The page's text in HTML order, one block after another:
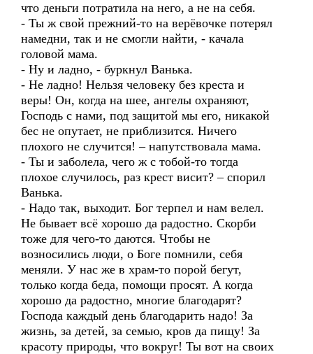
что деньги потратила на него, а не на себя.
- Ты ж свой прежний-то на верёвочке потерял
намедни, так и не смогли найти, - качала
головой мама.
- Ну и ладно, - буркнул Ванька.
- Не ладно! Нельзя человеку без креста и
веры! Он, когда на шее, ангелы охраняют,
Господь с нами, под защитой мы его, никакой
бес не опутает, не приблизится. Ничего
плохого не случится! – напутствовала мама.
- Ты и заболела, чего ж с тобой-то тогда
плохое случилось, раз крест висит? – спорил
Ванька.
- Надо так, выходит. Бог терпел и нам велел.
Не бывает всё хорошо да радостно. Скорби
тоже для чего-то даются. Чтобы не
возносились люди, о Боге помнили, себя
меняли. У нас же в храм-то порой бегут,
только когда беда, помощи просят. А когда
хорошо да радостно, многие благодарят?
Господа каждый день благодарить надо! За
жизнь, за детей, за семью, кров да пищу! За
красоту природы, что вокруг! Ты вот на своих